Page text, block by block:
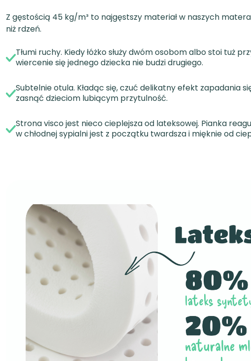
Z gęstością 45 kg/m³ to najgęstszy materiał w naszych
niż rdzeń.
Tłumi ruchy. Kiedy łóżko służy dwóm osobom albo stoi tuż
wiercenie się jednego dziecka nie budzi drugiego.
Subtelnie otula. Kładąc się, czuć delikatny efekt zapadania
zasnąć dzieciom lubiącym przytulność.
Strona visco jest nieco cieplejsza od lateksowej. Pianka
w chłodnej sypialni jest z początku twardsza i mięknie od